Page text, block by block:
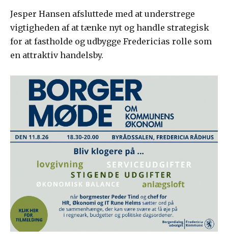
Jesper Hansen afsluttede med at understrege
vigtigheden af at tænke nyt og handle strategisk
for at fastholde og udbygge Fredericias rolle som
en attraktiv handelsby.